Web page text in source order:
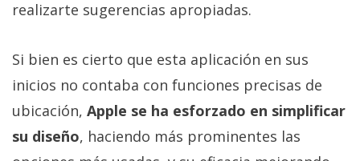
realizarte sugerencias apropiadas.
Si bien es cierto que esta aplicación en sus
inicios no contaba con funciones precisas de
ubicación, Apple se ha esforzado en simplificar
su diseño, haciendo más prominentes las